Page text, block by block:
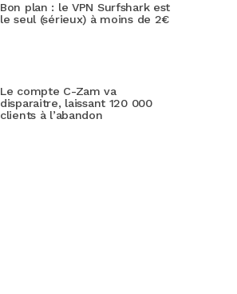
Bon plan : le VPN Surfshark est
le seul (sérieux) à moins de 2€
Le compte C-Zam va
disparaitre, laissant 120 000
clients à l’abandon